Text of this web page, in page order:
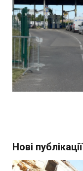
Нові публікації